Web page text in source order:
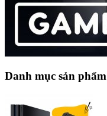
Danh mục sản phẩm